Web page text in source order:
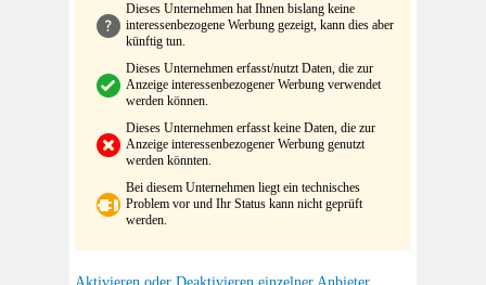
Dieses Unternehmen hat Ihnen bislang keine
interessenbezogene Werbung gezeigt, kann dies aber
künftig tun.
Dieses Unternehmen erfasst/nutzt Daten, die zur
Anzeige interessenbezogener Werbung verwendet
werden können.
Dieses Unternehmen erfasst keine Daten, die zur
Anzeige interessenbezogener Werbung genutzt
werden könnten.
Bei diesem Unternehmen liegt ein technisches
Problem vor und Ihr Status kann nicht geprüft
werden.